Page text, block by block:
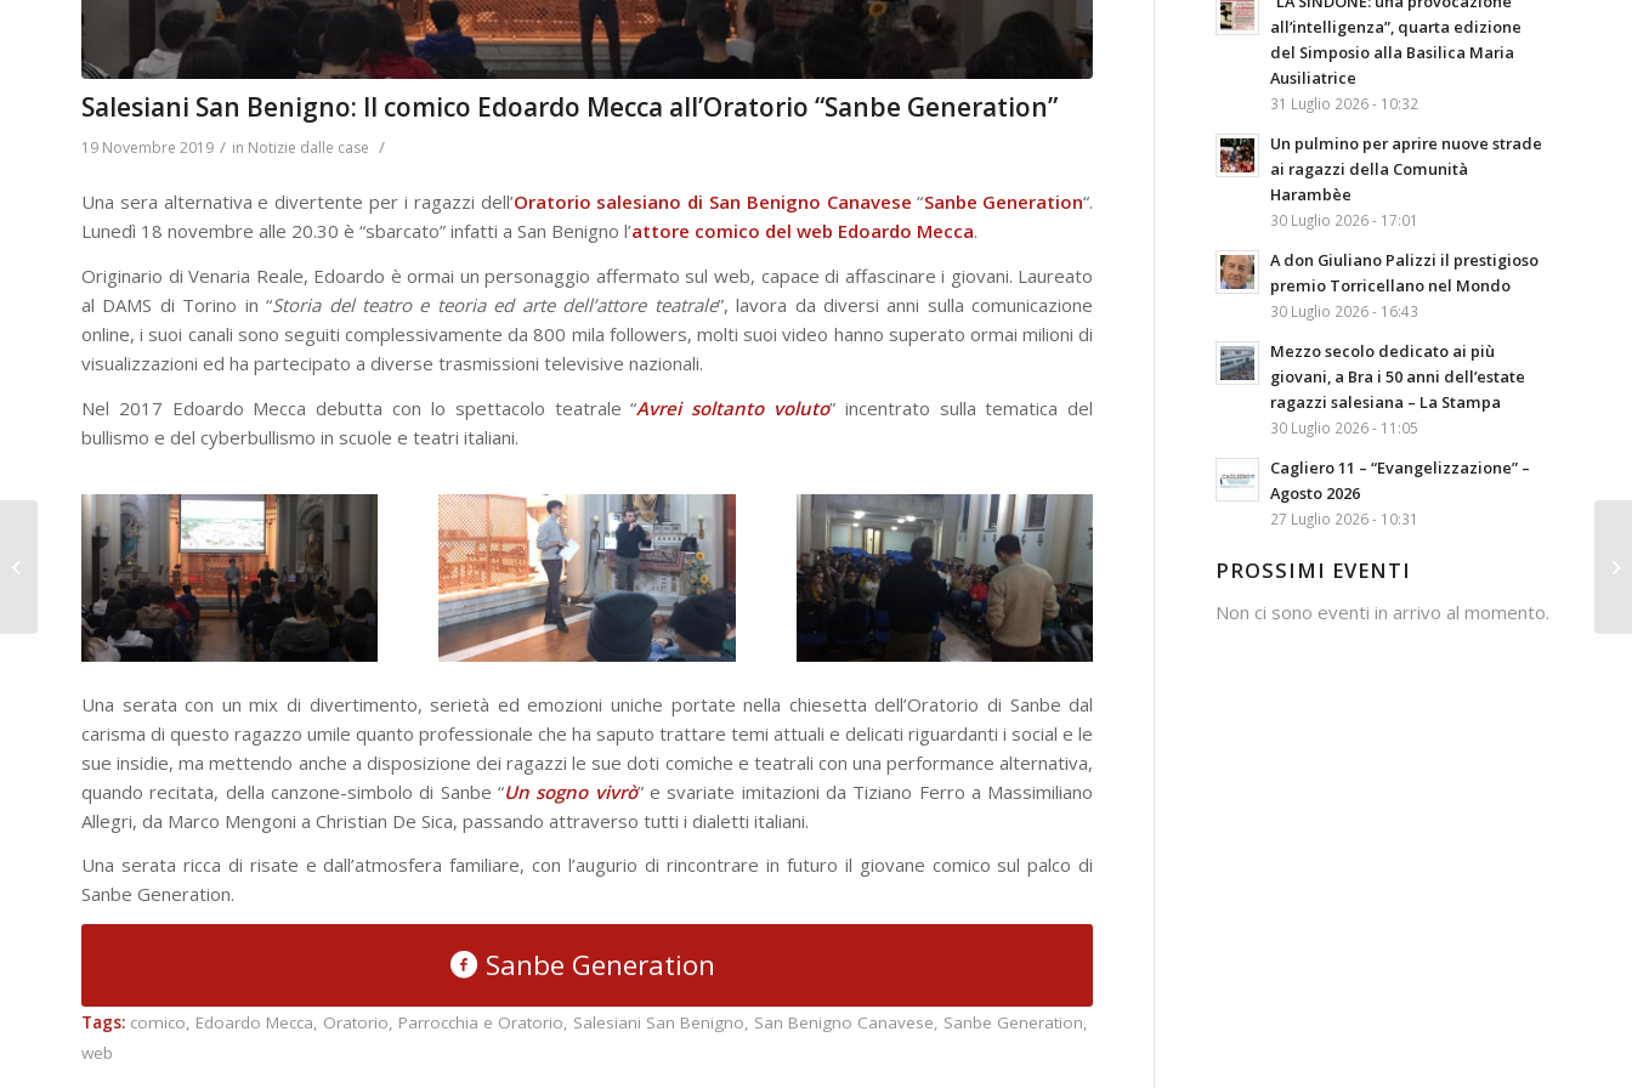
Salesiani San Benigno: Il comico Edoardo Mecca all’Oratorio “Sanbe Generation”
19 Novembre 2019 / in Notizie dalle case /
Una sera alternativa e divertente per i ragazzi dell’Oratorio salesiano di San Benigno Canavese “Sanbe Generation“.
Lunedì 18 novembre alle 20.30 è “sbarcato” infatti a San Benigno l’attore comico del web Edoardo Mecca.
Originario di Venaria Reale, Edoardo è ormai un personaggio affermato sul web, capace di affascinare i giovani. Laureato
al DAMS di Torino in “Storia del teatro e teoria ed arte dell’attore teatrale”, lavora da diversi anni sulla comunicazione
online, i suoi canali sono seguiti complessivamente da 800 mila followers, molti suoi video hanno superato ormai milioni di
visualizzazioni ed ha partecipato a diverse trasmissioni televisive nazionali.
Nel 2017 Edoardo Mecca debutta con lo spettacolo teatrale “Avrei soltanto voluto” incentrato sulla tematica del
bullismo e del cyberbullismo in scuole e teatri italiani.
Una serata con un mix di divertimento, serietà ed emozioni uniche portate nella chiesetta dell’Oratorio di Sanbe dal
carisma di questo ragazzo umile quanto professionale che ha saputo trattare temi attuali e delicati riguardanti i social e le
sue insidie, ma mettendo anche a disposizione dei ragazzi le sue doti comiche e teatrali con una performance alternativa,
quando recitata, della canzone-simbolo di Sanbe “Un sogno vivrò” e svariate imitazioni da Tiziano Ferro a Massimiliano
Allegri, da Marco Mengoni a Christian De Sica, passando attraverso tutti i dialetti italiani.
Una serata ricca di risate e dall’atmosfera familiare, con l’augurio di rincontrare in futuro il giovane comico sul palco di
Sanbe Generation.
Sanbe Generation
Tags: comico, Edoardo Mecca, Oratorio, Parrocchia e Oratorio, Salesiani San Benigno, San Benigno Canavese, Sanbe Generation,
web
all’intelligenza”, quarta edizione
del Simposio alla Basilica Maria
Ausiliatrice
31 Luglio 2026 - 10:32
Un pulmino per aprire nuove strade
ai ragazzi della Comunità
Harambèe
30 Luglio 2026 - 17:01
A don Giuliano Palizzi il prestigioso
premio Torricellano nel Mondo
30 Luglio 2026 - 16:43
Mezzo secolo dedicato ai più
giovani, a Bra i 50 anni dell’estate
ragazzi salesiana – La Stampa
30 Luglio 2026 - 11:05
Cagliero 11 – “Evangelizzazione” –
Agosto 2026
27 Luglio 2026 - 10:31
PROSSIMI EVENTI
Non ci sono eventi in arrivo al momento.
Salesiani Cuneo: La
giornata del povero